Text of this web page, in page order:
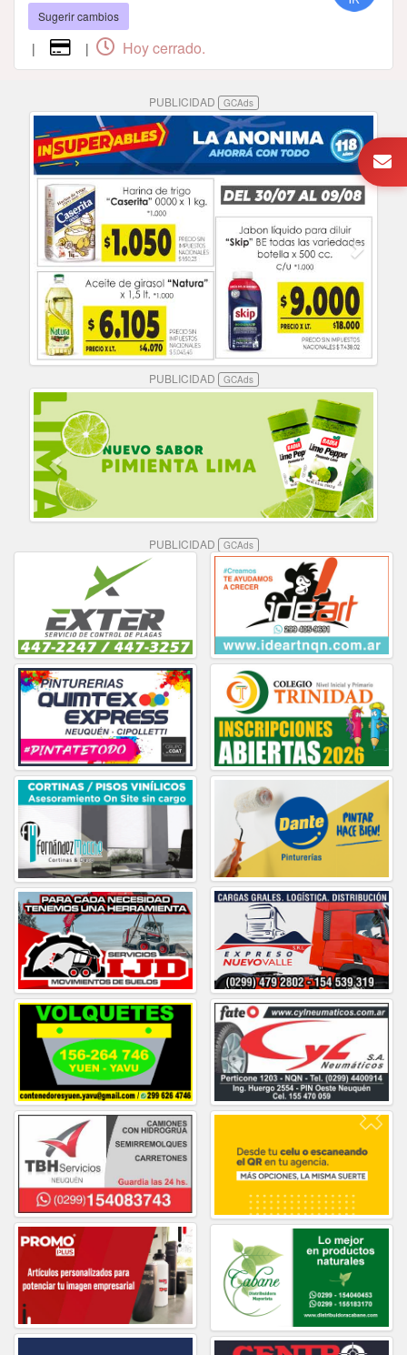
Sugerir cambios
| | Hoy cerrado.
PUBLICIDAD GCAds
PUBLICIDAD GCAds
PUBLICIDAD GCAds